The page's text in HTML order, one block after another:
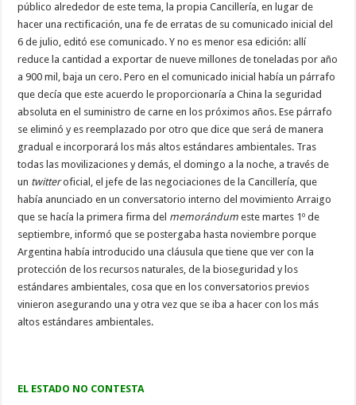
público alrededor de este tema, la propia Cancillería, en lugar de
hacer una rectificación, una fe de erratas de su comunicado inicial del
6 de julio, editó ese comunicado. Y no es menor esa edición: allí
reduce la cantidad a exportar de nueve millones de toneladas por año
a 900 mil, baja un cero. Pero en el comunicado inicial había un párrafo
que decía que este acuerdo le proporcionaría a China la seguridad
absoluta en el suministro de carne en los próximos años. Ese párrafo
se eliminó y es reemplazado por otro que dice que será de manera
gradual e incorporará los más altos estándares ambientales. Tras
todas las movilizaciones y demás, el domingo a la noche, a través de
un twitteroficial, el jefe de las negociaciones de la Cancillería, que
había anunciado en un conversatorio interno del movimiento Arraigo
que se hacía la primera firma del memorándumeste martes 1º de
septiembre, informó que se postergaba hasta noviembre porque
Argentina había introducido una cláusula que tiene que ver con la
protección de los recursos naturales, de la bioseguridad y los
estándares ambientales, cosa que en los conversatorios previos
vinieron asegurando una y otra vez que se iba a hacer con los más
altos estándares ambientales.
EL ESTADO NO CONTESTA